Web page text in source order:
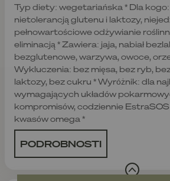
Typ diety: wegetariańska * Dla
nietolerancją glutenu i laktozy,
pełnowartościowe odżywianie
eliminacją * Zawiera: jaja, nabiał
bezglutenowe, warzywa, owoce,
Wykluczenia: bez mięsa, bez ryb,
laktozy, bez cukru * Wyróżnik: dla
wymagających układów
kompromisów, codziennie
kwasów omega *
PODROBNOSTI